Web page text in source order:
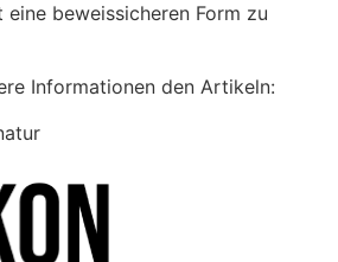
beweissicheren Form zu
Informationen den Artikeln: